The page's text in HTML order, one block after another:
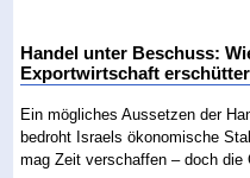
Handel unter Beschuss:
Exportwirtschaft
Ein mögliches Aussetzen der
bedroht Israels ökonomische
mag Zeit verschaffen – doch die